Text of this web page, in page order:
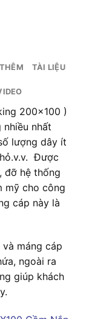
TÀI LIỆU
200×100 )
nhất
lượng dây ít
Được
đỡ hệ thống
mỹ cho công
cáp này là
máng cáp
ngoài ra
giúp khách